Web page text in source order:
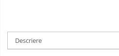
Descriere